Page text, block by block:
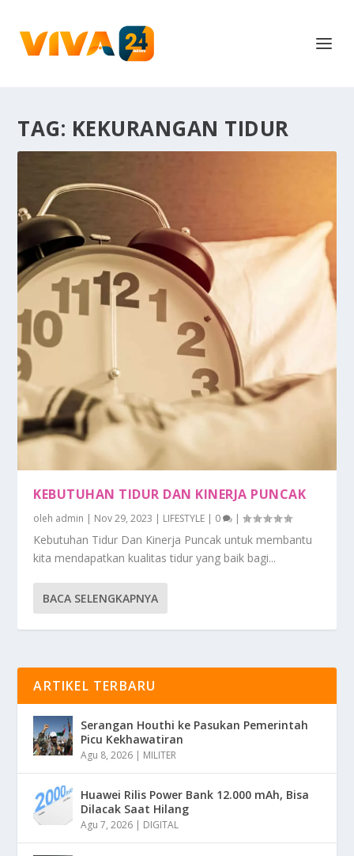
TAG: KEKURANGAN TIDUR
KEBUTUHAN TIDUR DAN KINERJA PUNCAK
oleh admin | Nov 29, 2023 | LIFESTYLE | 0 |
Kebutuhan Tidur Dan Kinerja Puncak untuk membantu
kita mendapatkan kualitas tidur yang baik bagi...
BACA SELENGKAPNYA
ARTIKEL TERBARU
Serangan Houthi ke Pasukan Pemerintah
Picu Kekhawatiran
Agu 8, 2026 | MILITER
Huawei Rilis Power Bank 12.000 mAh, Bisa
Dilacak Saat Hilang
Agu 7, 2026 | DIGITAL